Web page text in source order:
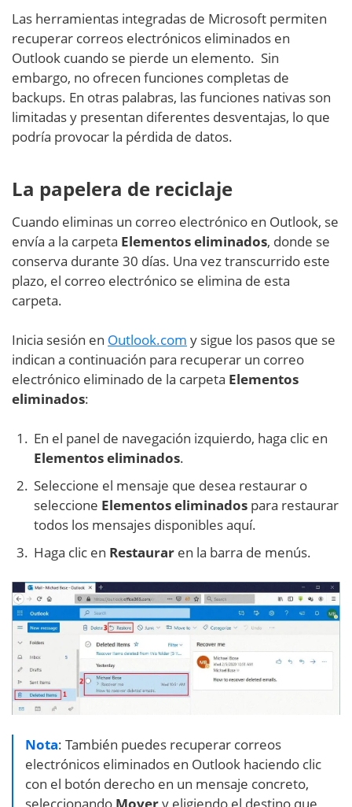
Las herramientas integradas de Microsoft permiten
recuperar correos electrónicos eliminados en
Outlook cuando se pierde un elemento. Sin
embargo, no ofrecen funciones completas de
backups. En otras palabras, las funciones nativas son
limitadas y presentan diferentes desventajas, lo que
podría provocar la pérdida de datos.
La papelera de reciclaje
Cuando eliminas un correo electrónico en Outlook, se
envía a la carpeta Elementos eliminados, donde se
conserva durante 30 días. Una vez transcurrido este
plazo, el correo electrónico se elimina de esta
carpeta.
Inicia sesión en Outlook.com y sigue los pasos que se
indican a continuación para recuperar un correo
electrónico eliminado de la carpeta Elementos
eliminados:
En el panel de navegación izquierdo, haga clic en
Elementos eliminados.
Seleccione el mensaje que desea restaurar o
seleccione Elementos eliminados para restaurar
todos los mensajes disponibles aquí.
Haga clic en Restaurar en la barra de menús.
Nota: También puedes recuperar correos
electrónicos eliminados en Outlook haciendo clic
con el botón derecho en un mensaje concreto,